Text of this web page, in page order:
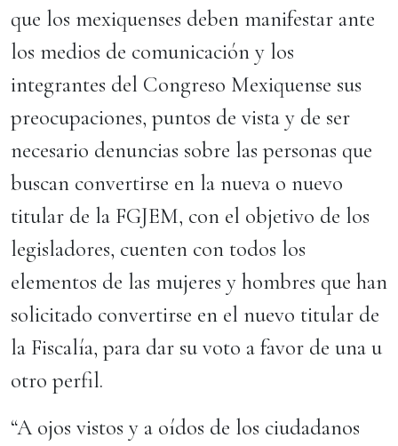
que los mexiquenses deben manifestar ante
los medios de comunicación y los
integrantes del Congreso Mexiquense sus
preocupaciones, puntos de vista y de ser
necesario denuncias sobre las personas que
buscan convertirse en la nueva o nuevo
titular de la FGJEM, con el objetivo de los
legisladores, cuenten con todos los
elementos de las mujeres y hombres que han
solicitado convertirse en el nuevo titular de
la Fiscalía, para dar su voto a favor de una u
otro perfil.
“A ojos vistos y a oídos de los ciudadanos